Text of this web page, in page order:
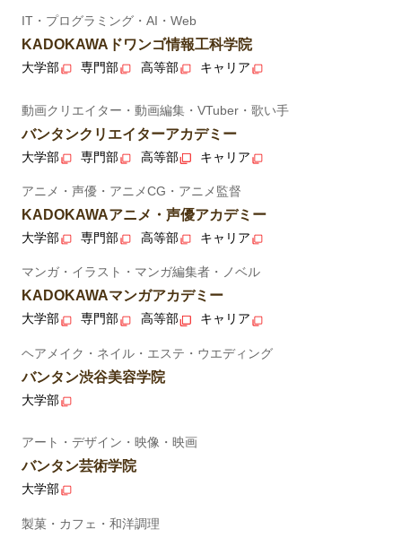
IT・プログラミング・AI・Web
KADOKAWAドワンゴ情報工科学院
大学部 専門部 高等部 キャリア
動画クリエイター・動画編集・VTuber・歌い手
バンタンクリエイターアカデミー
大学部 専門部 高等部 キャリア
アニメ・声優・アニメCG・アニメ監督
KADOKAWAアニメ・声優アカデミー
大学部 専門部 高等部 キャリア
マンガ・イラスト・マンガ編集者・ノベル
KADOKAWAマンガアカデミー
大学部 専門部 高等部 キャリア
ヘアメイク・ネイル・エステ・ウエディング
バンタン渋谷美容学院
大学部
アート・デザイン・映像・映画
バンタン芸術学院
大学部
製菓・カフェ・和洋調理